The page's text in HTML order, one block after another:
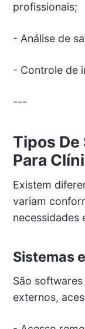
profissionais;
- Análise de
- Controle de
---
Tipos De
Para
Existem
variam
necessidades
Sistemas
São
externos,